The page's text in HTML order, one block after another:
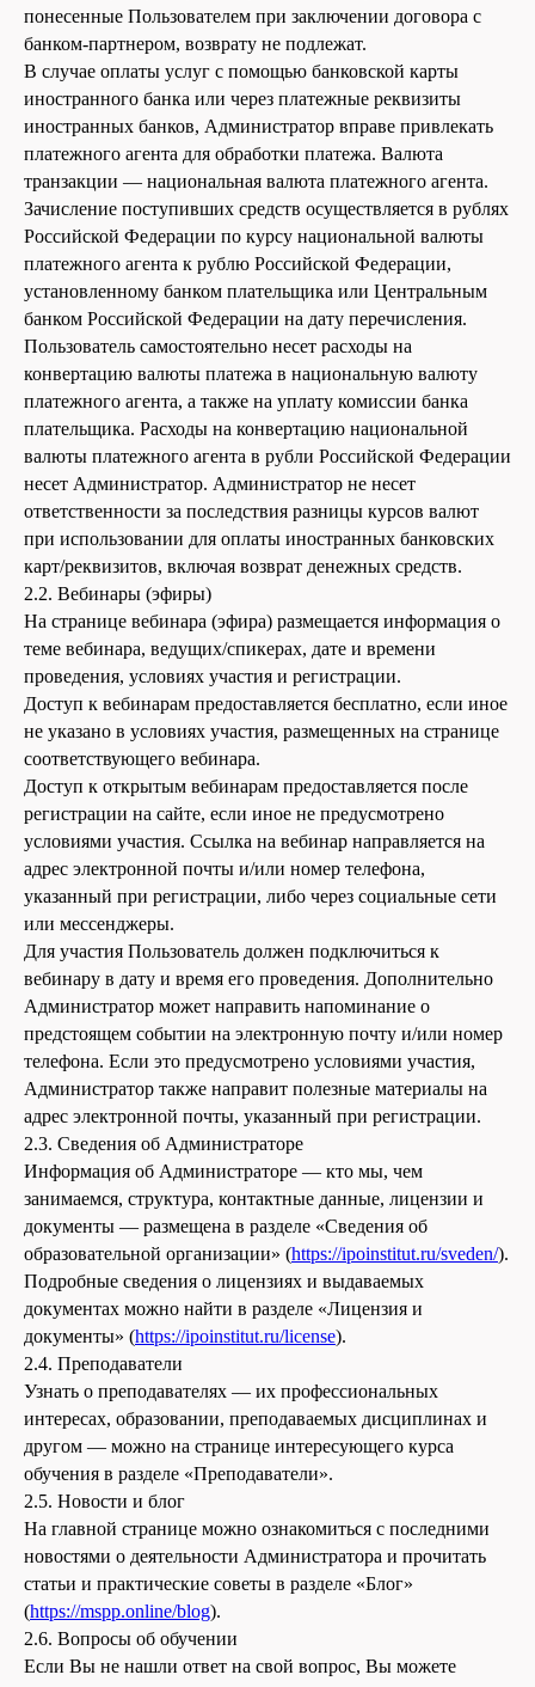
понесенные Пользователем при заключении договора с
банком-партнером, возврату не подлежат.
В случае оплаты услуг с помощью банковской карты
иностранного банка или через платежные реквизиты
иностранных банков, Администратор вправе привлекать
платежного агента для обработки платежа. Валюта
транзакции — национальная валюта платежного агента.
Зачисление поступивших средств осуществляется в рублях
Российской Федерации по курсу национальной валюты
платежного агента к рублю Российской Федерации,
установленному банком плательщика или Центральным
банком Российской Федерации на дату перечисления.
Пользователь самостоятельно несет расходы на
конвертацию валюты платежа в национальную валюту
платежного агента, а также на уплату комиссии банка
плательщика. Расходы на конвертацию национальной
валюты платежного агента в рубли Российской Федерации
несет Администратор. Администратор не несет
ответственности за последствия разницы курсов валют
при использовании для оплаты иностранных банковских
карт/реквизитов, включая возврат денежных средств.
2.2. Вебинары (эфиры)
На странице вебинара (эфира) размещается информация о
теме вебинара, ведущих/спикерах, дате и времени
проведения, условиях участия и регистрации.
Доступ к вебинарам предоставляется бесплатно, если иное
не указано в условиях участия, размещенных на странице
соответствующего вебинара.
Доступ к открытым вебинарам предоставляется после
регистрации на сайте, если иное не предусмотрено
условиями участия. Ссылка на вебинар направляется на
адрес электронной почты и/или номер телефона,
указанный при регистрации, либо через социальные сети
или мессенджеры.
Для участия Пользователь должен подключиться к
вебинару в дату и время его проведения. Дополнительно
Администратор может направить напоминание о
предстоящем событии на электронную почту и/или номер
телефона. Если это предусмотрено условиями участия,
Администратор также направит полезные материалы на
адрес электронной почты, указанный при регистрации.
2.3. Сведения об Администраторе
Информация об Администраторе — кто мы, чем
занимаемся, структура, контактные данные, лицензии и
документы — размещена в разделе «Сведения об
образовательной организации» (https://ipoinstitut.ru/sveden/).
Подробные сведения о лицензиях и выдаваемых
документах можно найти в разделе «Лицензия и
документы» (https://ipoinstitut.ru/license).
2.4. Преподаватели
Узнать о преподавателях — их профессиональных
интересах, образовании, преподаваемых дисциплинах и
другом — можно на странице интересующего курса
обучения в разделе «Преподаватели».
2.5. Новости и блог
На главной странице можно ознакомиться с последними
новостями о деятельности Администратора и прочитать
статьи и практические советы в разделе «Блог»
(https://mspp.online/blog).
2.6. Вопросы об обучении
Если Вы не нашли ответ на свой вопрос, Вы можете